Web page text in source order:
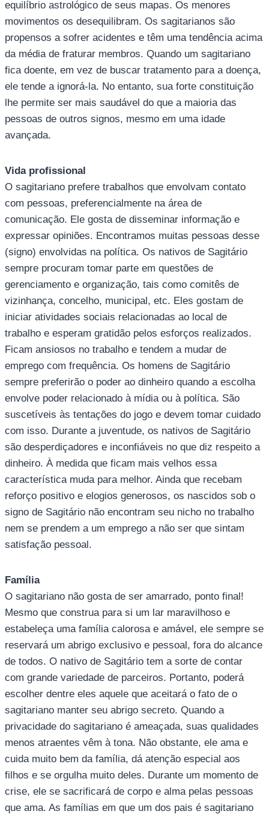
equilíbrio astrológico de seus mapas. Os menores
movimentos os desequilibram. Os sagitarianos são
propensos a sofrer acidentes e têm uma tendência acima
da média de fraturar membros. Quando um sagitariano
fica doente, em vez de buscar tratamento para a doença,
ele tende a ignorá-la. No entanto, sua forte constituição
lhe permite ser mais saudável do que a maioria das
pessoas de outros signos, mesmo em uma idade
avançada.
Vida profissional
O sagitariano prefere trabalhos que envolvam contato
com pessoas, preferencialmente na área de
comunicação. Ele gosta de disseminar informação e
expressar opiniões. Encontramos muitas pessoas desse
(signo) envolvidas na política. Os nativos de Sagitário
sempre procuram tomar parte em questões de
gerenciamento e organização, tais como comitês de
vizinhança, concelho, municipal, etc. Eles gostam de
iniciar atividades sociais relacionadas ao local de
trabalho e esperam gratidão pelos esforços realizados.
Ficam ansiosos no trabalho e tendem a mudar de
emprego com frequência. Os homens de Sagitário
sempre preferirão o poder ao dinheiro quando a escolha
envolve poder relacionado à mídia ou à política. São
suscetíveis às tentações do jogo e devem tomar cuidado
com isso. Durante a juventude, os nativos de Sagitário
são desperdiçadores e inconfiáveis no que diz respeito a
dinheiro. À medida que ficam mais velhos essa
característica muda para melhor. Ainda que recebam
reforço positivo e elogios generosos, os nascidos sob o
signo de Sagitário não encontram seu nicho no trabalho
nem se prendem a um emprego a não ser que sintam
satisfação pessoal.
Família
O sagitariano não gosta de ser amarrado, ponto final!
Mesmo que construa para si um lar maravilhoso e
estabeleça uma família calorosa e amável, ele sempre se
reservará um abrigo exclusivo e pessoal, fora do alcance
de todos. O nativo de Sagitário tem a sorte de contar
com grande variedade de parceiros. Portanto, poderá
escolher dentre eles aquele que aceitará o fato de o
sagitariano manter seu abrigo secreto. Quando a
privacidade do sagitariano é ameaçada, suas qualidades
menos atraentes vêm à tona. Não obstante, ele ama e
cuida muito bem da família, dá atenção especial aos
filhos e se orgulha muito deles. Durante um momento de
crise, ele se sacrificará de corpo e alma pelas pessoas
que ama. As famílias em que um dos pais é sagitariano